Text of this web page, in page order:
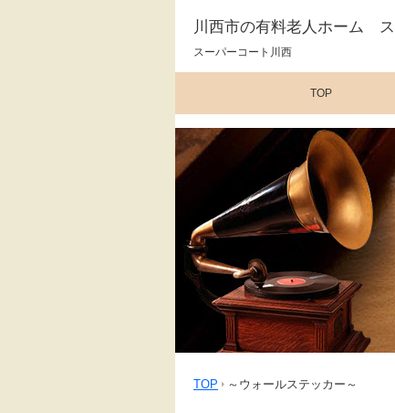
川西市の有料老人ホーム
スーパーコート川西
TOP
TOP ～ウォールステッカー～